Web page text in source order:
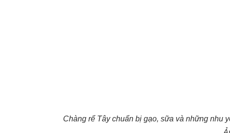
Chàng rể Tây chuẩn bị gạo, sữa và những nhu